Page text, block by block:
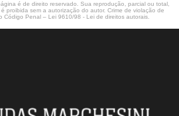
é de direito reservado. Sua reprodução, parcial ou total,
proibida sem a autorização do autor. Crime de violação de
Código Penal – Lei 9610/98 - Lei de direitos autorais